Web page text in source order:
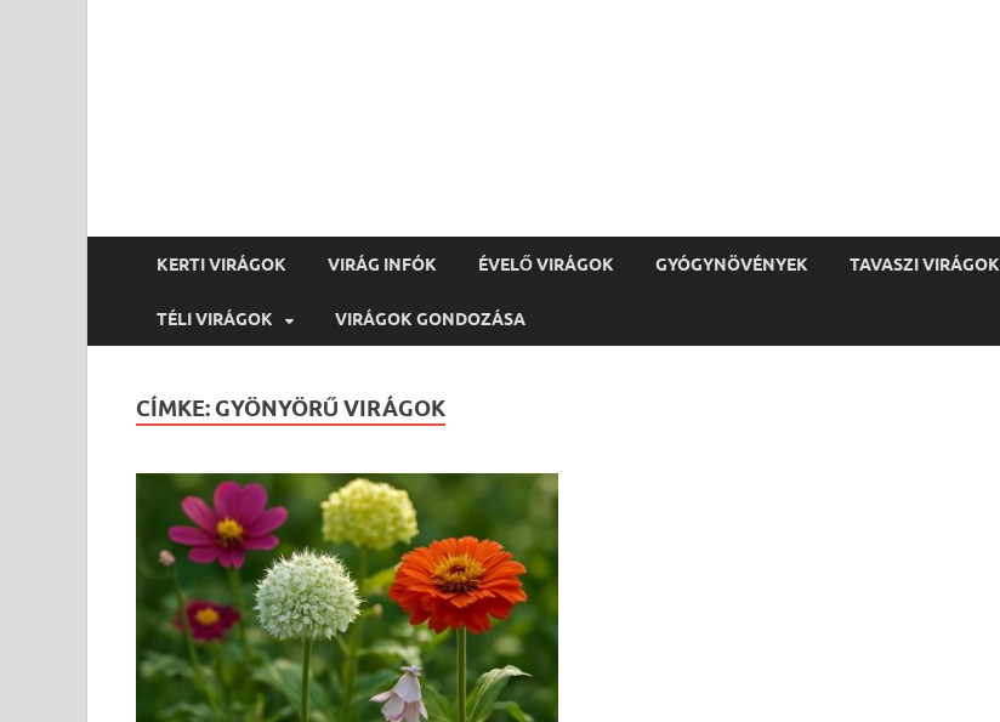
KERTI VIRÁGOK VIRÁG INFÓK ÉVELŐ VIRÁGOK GYÓGYNÖVÉNYEK TAVASZI VIRÁGOK
TÉLI VIRÁGOK VIRÁGOK GONDOZÁSA
CÍMKE: GYÖNYÖRŰ VIRÁGOK